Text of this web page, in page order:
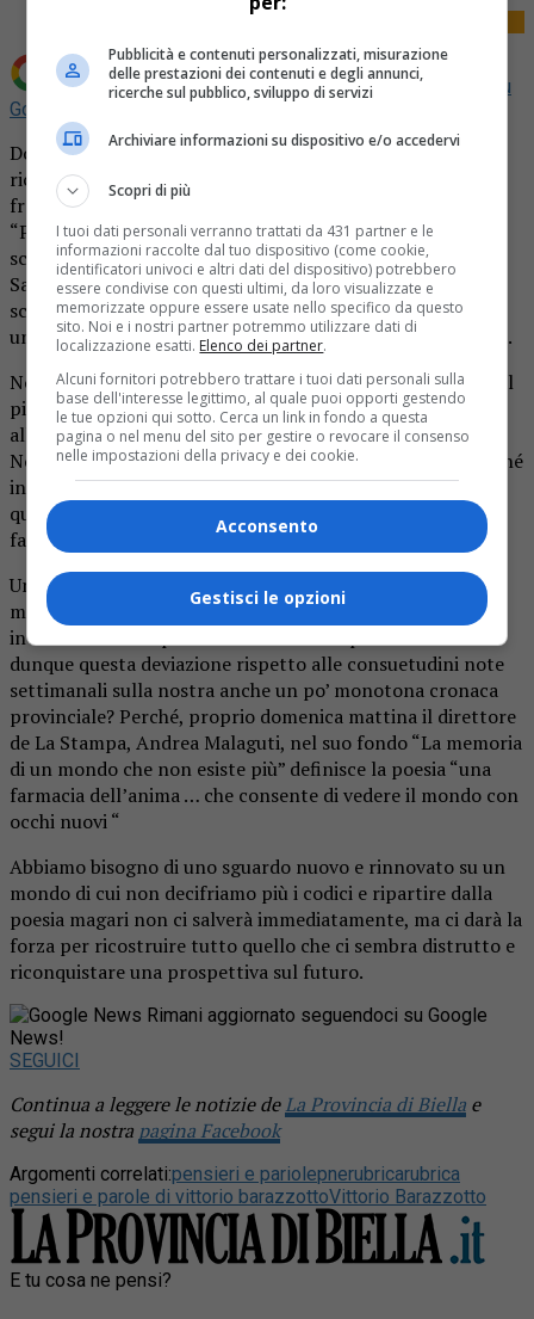
Aggiungi La Provincia di Biella come Fonte preferita su
Google
Domenica mattina, mentre preparavo le inserzioni per
ricordare la messa dell’anniversario della morte di mio
fratello Fabrizio, ho riletto una poesia della sua raccolta
“Poesie dell’ora ultima”. Mi sono soffermato su un verso
scritto il 2 maggio 2002, 23 giorni prima della sua morte.
Sapeva perfettamente che il cancro non gli avrebbe dato
scampo e si preparava attraverso gli scritti, quotidiani , in
un percorso introspettivo quasi dialogante con l’Assoluto.
Nonostante le centinaia di morfine e lo sforzo immane nel
pigiare sempre più a fatica i tasti del pc, mantenne fino
all’ultimo lucidità e linearità nel dar forma ai suoi versi.
Non sono solito parlare del personale né pubblicamente né
in questa rubrica, ma prendo spunto per dire che leggere
quelle poche righe mi ha riportato indietro nel passato,
facendomi avvertire fortemente la sua presenza.
Un effetto simile a quando sentiamo una canzone, una
musica familiare di un passato che sembra lontano e che
invece è solo assopito dentro al nostro presente. Perché
dunque questa deviazione rispetto alle consuetudini note
settimanali sulla nostra anche un po’ monotona cronaca
provinciale? Perché, proprio domenica mattina il direttore
de La Stampa, Andrea Malaguti, nel suo fondo “La memoria
di un mondo che non esiste più” definisce la poesia “una
farmacia dell’anima … che consente di vedere il mondo con
occhi nuovi “
Abbiamo bisogno di uno sguardo nuovo e rinnovato su un
mondo di cui non decifriamo più i codici e ripartire dalla
poesia magari non ci salverà immediatamente, ma ci darà la
forza per ricostruire tutto quello che ci sembra distrutto e
riconquistare una prospettiva sul futuro.
Rimani aggiornato seguendoci su Google
News!
SEGUICI
Continua a leggere le notizie deLa Provincia di Biella e
segui la nostra pagina Facebook
Argomenti correlati:pensieri e pariolepnerubricarubrica
pensieri e parole di vittorio barazzottoVittorio Barazzotto
E tu cosa ne pensi?
Pubblicità e contenuti personalizzati, misurazione
delle prestazioni dei contenuti e degli annunci,
ricerche sul pubblico, sviluppo di servizi
Archiviare informazioni su dispositivo e/o accedervi
Scopri di più
I tuoi dati personali verranno trattati da 431 partner e le
informazioni raccolte dal tuo dispositivo (come cookie,
identificatori univoci e altri dati del dispositivo) potrebbero
essere condivise con questi ultimi, da loro visualizzate e
memorizzate oppure essere usate nello specifico da questo
sito. Noi e i nostri partner potremmo utilizzare dati di
localizzazione esatti. Elenco dei partner.
Alcuni fornitori potrebbero trattare i tuoi dati personali sulla
base dell'interesse legittimo, al quale puoi opporti gestendo
le tue opzioni qui sotto. Cerca un link in fondo a questa
pagina o nel menu del sito per gestire o revocare il consenso
nelle impostazioni della privacy e dei cookie.
Acconsento
Gestisci le opzioni